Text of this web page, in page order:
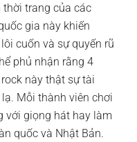
thời trang của các
gia này khiến
cuốn và sự quyến rũ
phủ nhận rằng 4
này thật sự tài
Mỗi thành viên chơi
với giọng hát hay làm
quốc và Nhật Bản.